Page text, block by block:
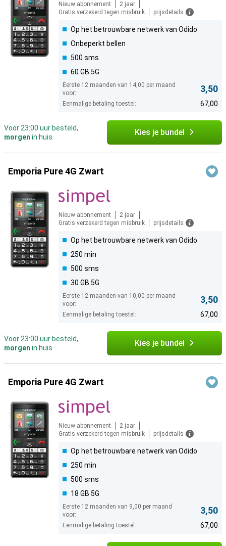
Nieuw abonnement
2 jaar
Gratis verzekerd tegen misbruik
prijsdetails
Op het betrouwbare netwerk van Odido
Onbeperkt bellen
500 sms
60 GB 5G
Eerste 12 maanden van 14,00 per maand
voor:
3,50
Eenmalige betaling toestel: 67,00
Voor 23:00 uur besteld,
morgen in huis Kies je bundel
Emporia Pure 4G Zwart
Nieuw abonnement
2 jaar
Gratis verzekerd tegen misbruik
prijsdetails
Op het betrouwbare netwerk van Odido
250 min
500 sms
30 GB 5G
Eerste 12 maanden van 10,00 per maand
voor:
3,50
Eenmalige betaling toestel: 67,00
Voor 23:00 uur besteld,
morgen in huis Kies je bundel
Emporia Pure 4G Zwart
Nieuw abonnement
2 jaar
Gratis verzekerd tegen misbruik
prijsdetails
Op het betrouwbare netwerk van Odido
250 min
500 sms
18 GB 5G
Eerste 12 maanden van 9,00 per maand
voor:
3,50
Eenmalige betaling toestel: 67,00